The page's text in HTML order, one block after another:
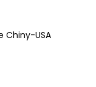
Chiny-USA